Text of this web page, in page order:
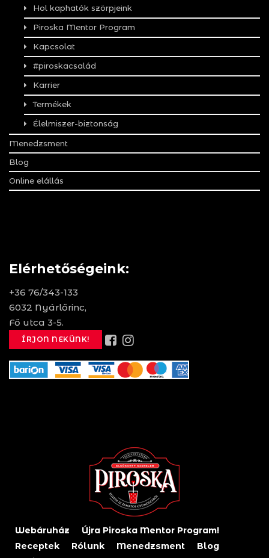
Hol kaphatók szörpjeink
Piroska Mentor Program
Kapcsolat
#piroskacsalád
Karrier
Termékek
Élelmiszer-biztonság
Menedzsment
Blog
Online elállás
Elérhetőségeink:
+36 76/343-133
6032 Nyárlőrinc,
Fő utca 3-5.
ÍRJON NEKÜNK!
Webáruház
Újra Piroska Mentor Program!
Receptek
Rólunk Menedzsment
Blog